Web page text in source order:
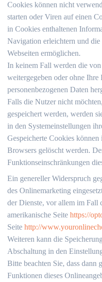
Cookies können nicht
starten oder Viren auf einen
in Cookies enthaltenen
Navigation erleichtern und
Webseiten ermöglichen.
In keinem Fall werden die
weitergegeben oder ohne
personenbezogenen Daten
Falls die Nutzer nicht
gespeichert werden, werden
in den Systemeinstellungen
Gespeicherte Cookies
Browsers gelöscht werden.
Funktionseinschränkungen
Ein genereller Widerspruch
des Onlinemarketing
der Dienste, vor allem im Fall
amerikanische Seite https://
Seite http://
Weiteren kann die
Abschaltung in den
Bitte beachten Sie, dass dann
Funktionen dieses